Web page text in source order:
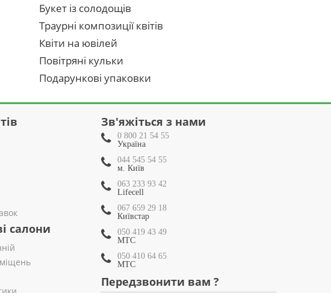
Букет із солодощів
Траурні композиції квітів
Квіти на ювілей
Повітряні кульки
Подарункові упаковки
салони
Зв'яжіться з нами
0 800 21 54 55
Україна
044 545 54 55
м. Київ
063 233 93 42
Lifecell
067 659 29 18
Київстар
050 419 43 49
МТС
050 410 64 65
МТС
Передзвонити вам ?